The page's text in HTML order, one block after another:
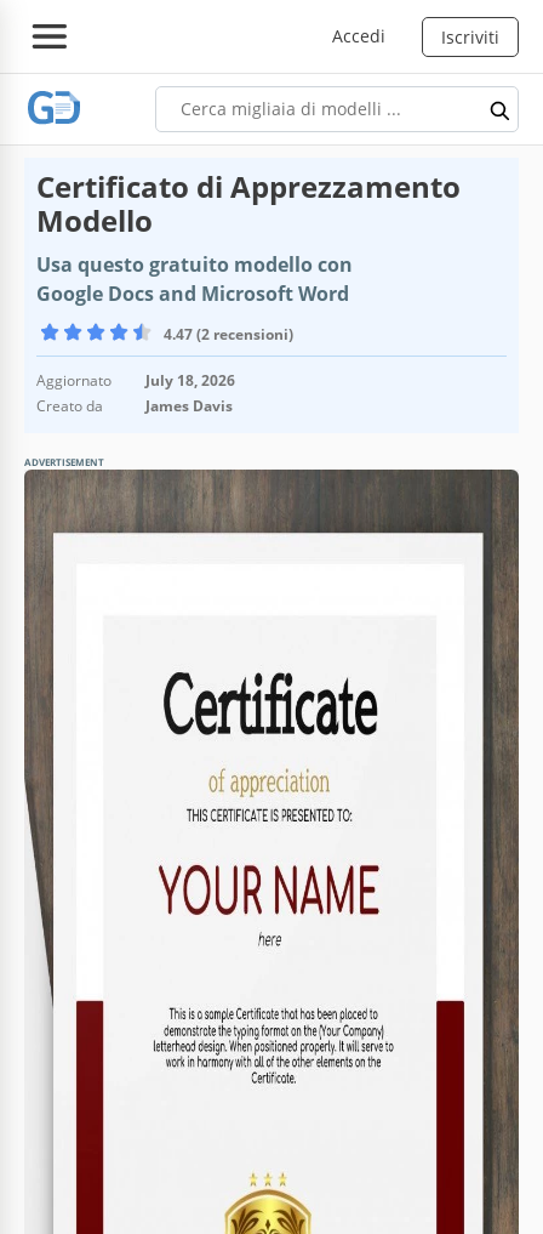
Accedi Iscriviti
Certificato di Apprezzamento
Modello
Usa questo gratuito modello con
Google Docs and Microsoft Word
4.47 (2 recensioni)
Aggiornato
July 18, 2026
Creato da
James Davis
ADVERTISEMENT